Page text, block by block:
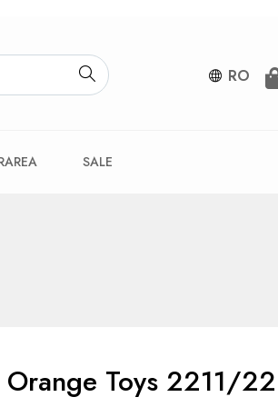
RO
SALE
Orange Toys 2211/22